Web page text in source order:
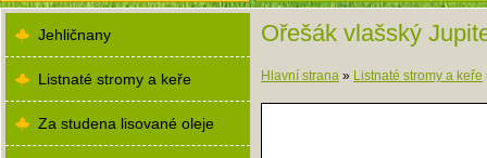
Ořešák vlašský
Hlavní strana » Listnaté stromy a keře
Jehličnany
Listnaté stromy a keře
Za studena lisované oleje